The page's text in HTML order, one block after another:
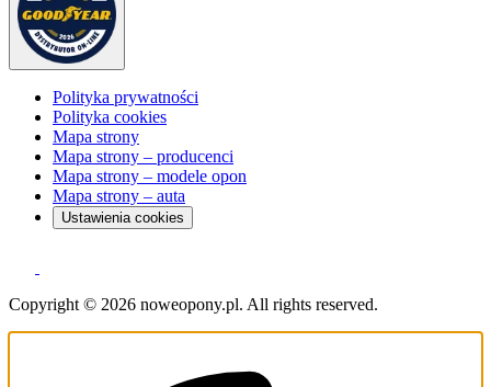
Polityka prywatności
Polityka cookies
Mapa strony
Mapa strony – producenci
Mapa strony – modele opon
Mapa strony – auta
Ustawienia cookies
Copyright © 2026 noweopony.pl. All rights reserved.